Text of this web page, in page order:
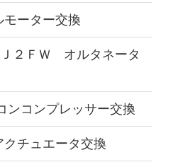
ーター交換
２ＦＷ オルタネータ
コンプレッサー交換
チュエータ交換